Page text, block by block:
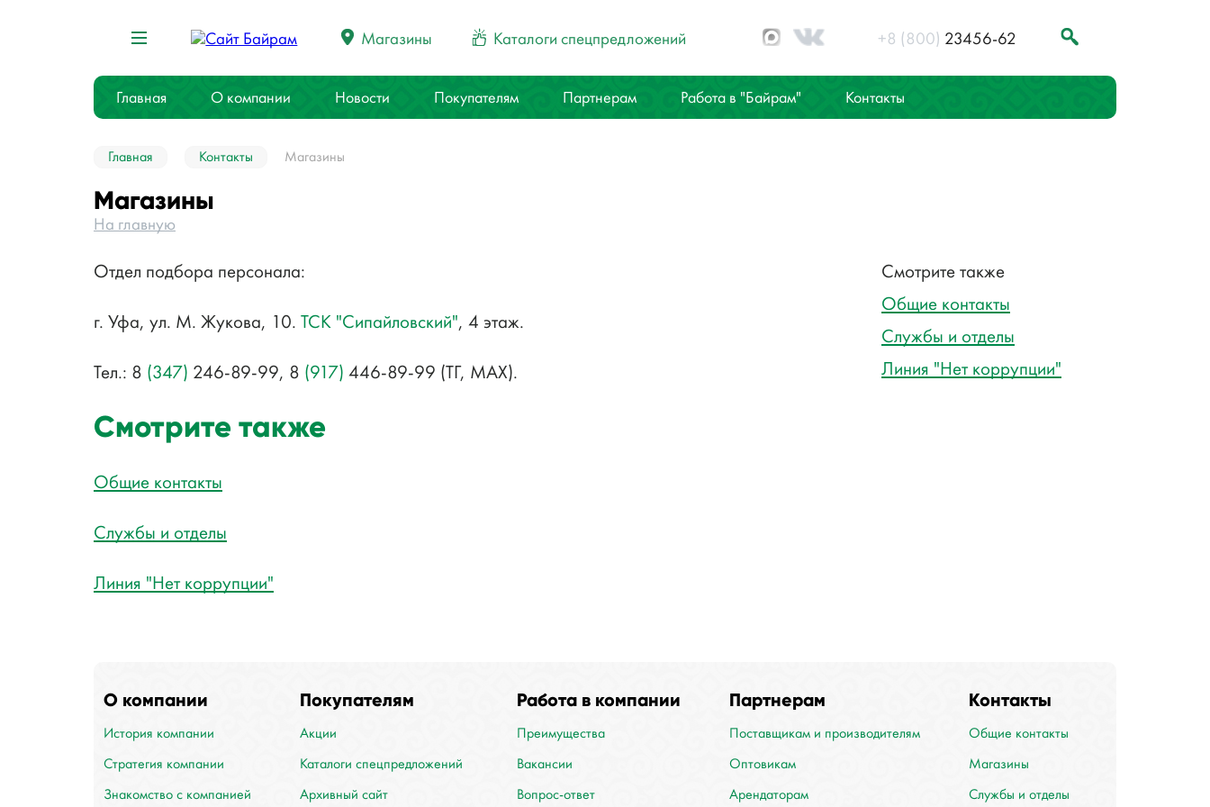
Магазины Каталоги спецпредложений +8 (800) 23456-62
Главная О компании Новости Покупателям Партнерам Работа в "Байрам" Контакты
Главная Контакты Магазины
Магазины
На главную
Отдел подбора персонала:
г. Уфа, ул. М. Жукова, 10. ТСК "Сипайловский", 4 этаж.
Тел.: 8 (347) 246-89-99, 8 (917) 446-89-99 (ТГ, МAX).
Смотрите также
Общие контакты
Службы и отделы
Линия "Нет коррупции"
Смотрите также
Общие контакты
Службы и отделы
Линия "Нет коррупции"
О компании
История компании
Стратегия компании
Знакомство с компанией
Покупателям
Акции
Каталоги спецпредложений
Архивный сайт
Работа в компании
Преимущества
Вакансии
Вопрос-ответ
Партнерам
Поставщикам и производителям
Оптовикам
Арендаторам
Контакты
Общие контакты
Магазины
Службы и отделы